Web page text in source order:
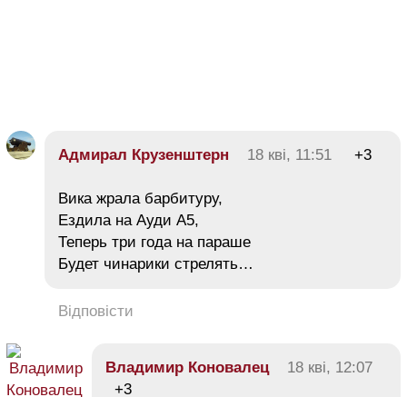
Адмирал Крузенштерн 18 кві, 11:51 +3
Вика жрала барбитуру,
Ездила на Ауди А5,
Теперь три года на параше
Будет чинарики стрелять…
Відповісти
Владимир Коновалец
18 кві, 12:07
+3